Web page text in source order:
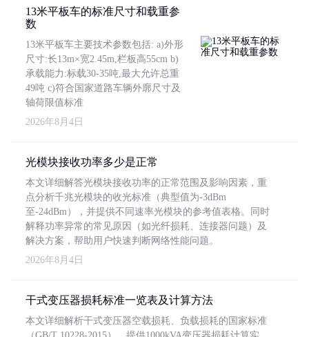
13米平板车的标准尺寸和载重参
数
13米平板车主要技术参数包括: a)外形
尺寸:长13m×宽2.45m,栏板高55cm b)
承载能力:标载30-35吨,最大允许总重
49吨 c)符合国家道路车辆外廓尺寸及
轴荷限值标准
2026年8月4日
光模块接收功率多少是正常
本文详细解答光模块接收功率的正常范围及影响因素，重
点分析千兆光模块的收光标准（典型值为-3dBm
至-24dBm），并提供不同速率光模块的参考值表格。同时
解释功率异常的常见原因（如光纤损耗、连接器问题）及
解决方案，帮助用户快速判断网络性能问题。
2026年8月4日
干式变压器损耗标准一览表及计算方法
本文详细解析干式变压器空载损耗、负载损耗的国家标准